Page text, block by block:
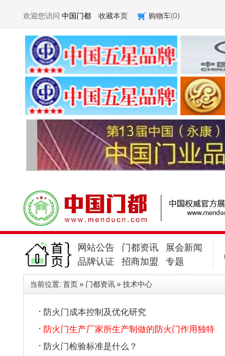
欢迎您访问 中国门都 收藏本页 购物车(0)
网站公告 门都资讯
展会新闻
品牌认证
招商加盟 专题
当前位置: 首页» 门都资讯» 技术中心
防火门成本控制及优化研究
防火门生产厂家所生产制做的防火门作用独特
防火门检验标准是什么？